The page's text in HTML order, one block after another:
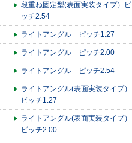
段重ね固定型(表面実装タイプ）ピ
ッチ2.54
ライトアングル ピッチ1.27
ライトアングル ピッチ2.00
ライトアングル ピッチ2.54
ライトアングル(表面実装タイプ）
ピッチ1.27
ライトアングル(表面実装タイプ）
ピッチ2.00